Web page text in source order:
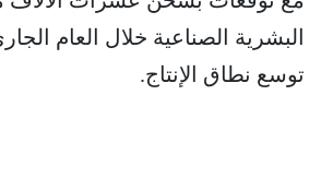
البشرية الصناعية خلال العام
توسع نطاق الإنتاج.